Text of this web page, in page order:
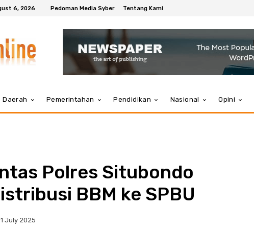
6, 2026 Pedoman Media Syber Tentang Kami
Daerah Pemerintahan Pendidikan Nasional Opini
Polres Situbondo
BBM ke SPBU
July 2025